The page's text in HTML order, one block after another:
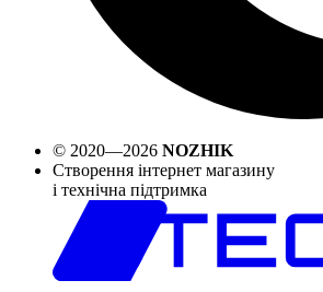
© 2020—2026 NOZHIK
Створення інтернет магазину
і технічна підтримка